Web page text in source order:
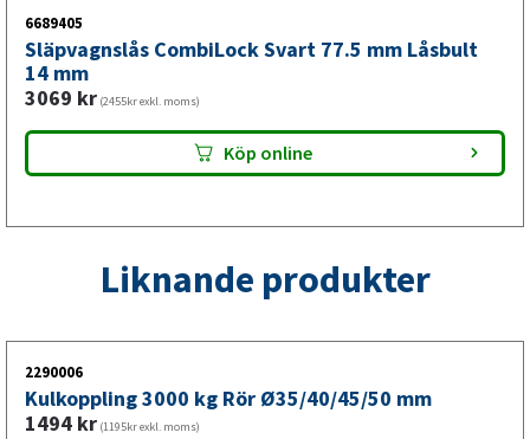
6689405
Släpvagnslås CombiLock Svart 77.5 mm Låsbult
14 mm
3069 kr (2455kr exkl. moms)
Köp online
Liknande produkter
2290006
Kulkoppling 3000 kg Rör Ø35/40/45/50 mm
1494 kr (1195kr exkl. moms)